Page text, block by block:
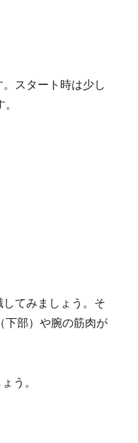
スタート時は少し
てみましょう。そ
下部）や腕の筋肉が
う。